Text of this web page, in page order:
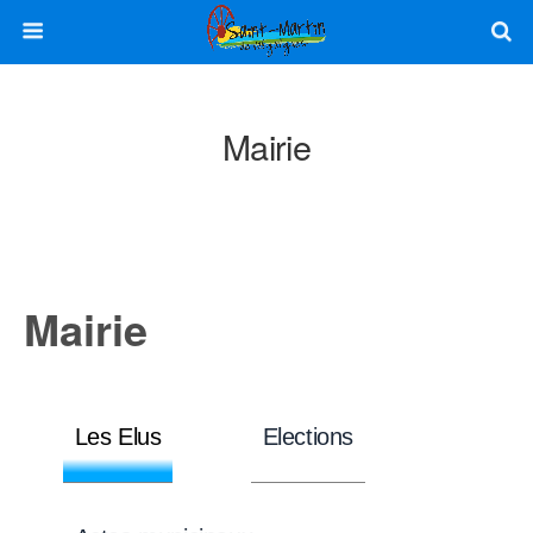
Mairie
Mairie
Les Elus Elections